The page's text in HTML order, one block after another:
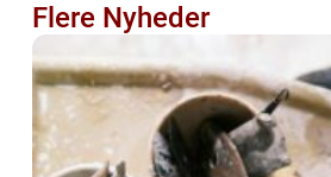
Flere Nyheder